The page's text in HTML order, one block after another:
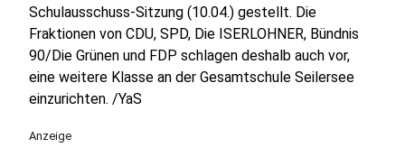
Schulausschuss-Sitzung (10.04.) gestellt. Die
Fraktionen von CDU, SPD, Die ISERLOHNER, Bündnis
90/Die Grünen und FDP schlagen deshalb auch vor,
eine weitere Klasse an der Gesamtschule Seilersee
einzurichten. /YaS
Anzeige